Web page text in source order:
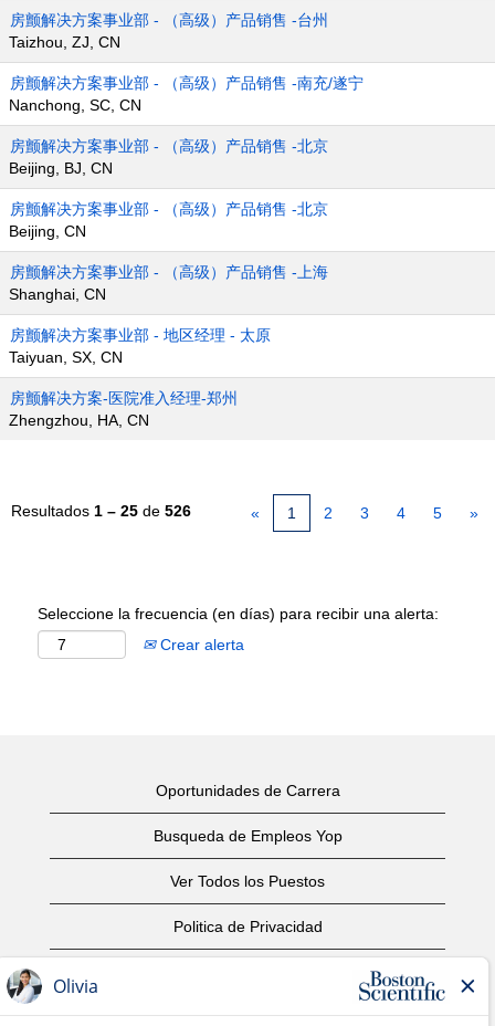
房颤解决方案事业部 - （高级）产品销售 -台州
Taizhou, ZJ, CN
房颤解决方案事业部 - （高级）产品销售 -南充/遂宁
Nanchong, SC, CN
房颤解决方案事业部 - （高级）产品销售 -北京
Beijing, BJ, CN
房颤解决方案事业部 - （高级）产品销售 -北京
Beijing, CN
房颤解决方案事业部 - （高级）产品销售 -上海
Shanghai, CN
房颤解决方案事业部 - 地区经理 - 太原
Taiyuan, SX, CN
房颤解决方案-医院准入经理-郑州
Zhengzhou, HA, CN
Resultados 1 – 25 de 526 « 1 2 3 4 5 »
Seleccione la frecuencia (en días) para recibir una alerta:
Crear alerta
Oportunidades de Carrera
Busqueda de Empleos Yop
Ver Todos los Puestos
Politica de Privacidad
Aviso de Derechos de Autor